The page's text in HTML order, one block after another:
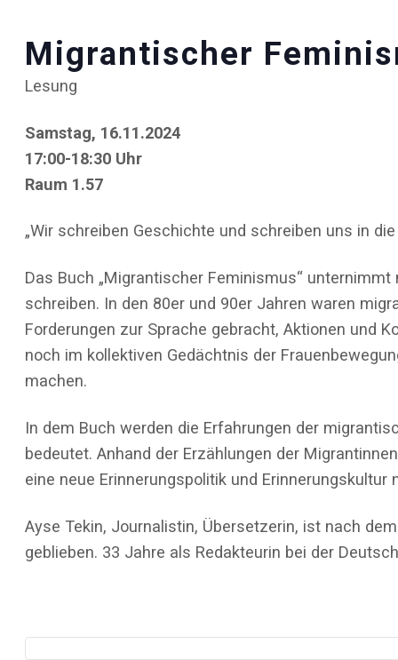
Migrantischer
Lesung
Samstag, 16.11.2024
17:00-18:30 Uhr
Raum 1.57
„Wir schreiben Geschichte und schreiben uns in
Das Buch „Migrantischer Feminismus“
schreiben. In den 80er und 90er Jahren waren
Forderungen zur Sprache gebracht, Aktionen und
noch im kollektiven Gedächtnis der
machen.
In dem Buch werden die Erfahrungen der
bedeutet. Anhand der Erzählungen der
eine neue Erinnerungspolitik und Erinnerungskultur
Ayse Tekin, Journalistin, Übersetzerin, ist nach
geblieben. 33 Jahre als Redakteurin bei der